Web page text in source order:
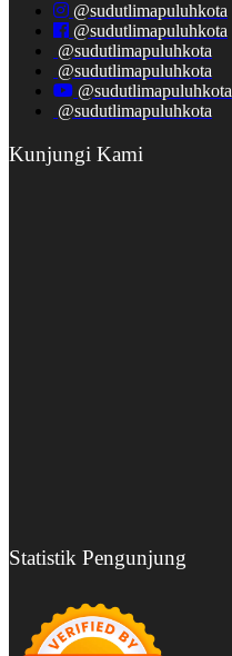
@sudutlimapuluhkota
@sudutlimapuluhkota
@sudutlimapuluhkota
@sudutlimapuluhkota
@sudutlimapuluhkota
@sudutlimapuluhkota
Kunjungi Kami
Statistik Pengunjung